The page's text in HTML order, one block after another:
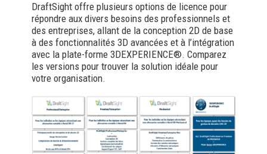
DraftSight offre plusieurs options de licence pour
répondre aux divers besoins des professionnels et
des entreprises, allant de la conception 2D de base
à des fonctionnalités 3D avancées et à l’intégration
avec la plate-forme 3DEXPERIENCE®. Comparez
les versions pour trouver la solution idéale pour
votre organisation.